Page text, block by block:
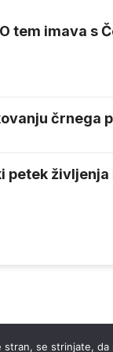
tem imava s
črnega
petek življenja
se strinjate,